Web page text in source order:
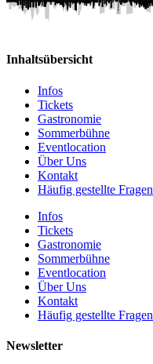
Inhaltsübersicht
Infos
Tickets
Gastronomie
Sommerbühne
Eventlocation
Über Uns
Kontakt
Häufig gestellte Fragen
Infos
Tickets
Gastronomie
Sommerbühne
Eventlocation
Über Uns
Kontakt
Häufig gestellte Fragen
Newsletter